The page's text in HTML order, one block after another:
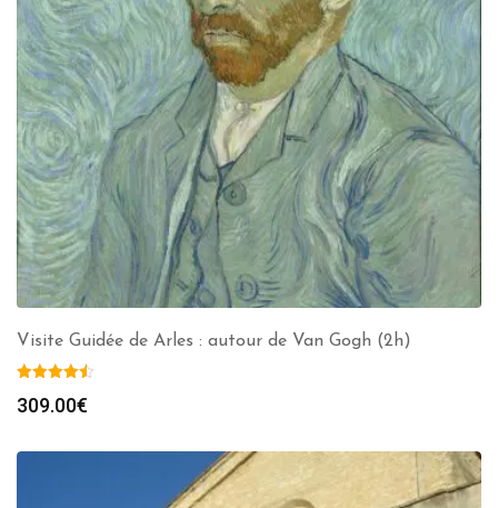
Visite Guidée de Arles : autour de Van Gogh (2h)
309.00€